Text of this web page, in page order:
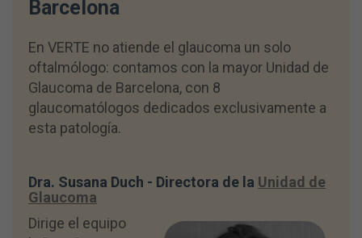
Barcelona
En VERTE no atiende el glaucoma un solo
oftalmólogo: contamos con la mayor Unidad de
Glaucoma de Barcelona, con 8
glaucomatólogos dedicados exclusivamente a
esta patología.
Dra. Susana Duch - Directora de la Unidad de
Glaucoma
Dirige el equipo